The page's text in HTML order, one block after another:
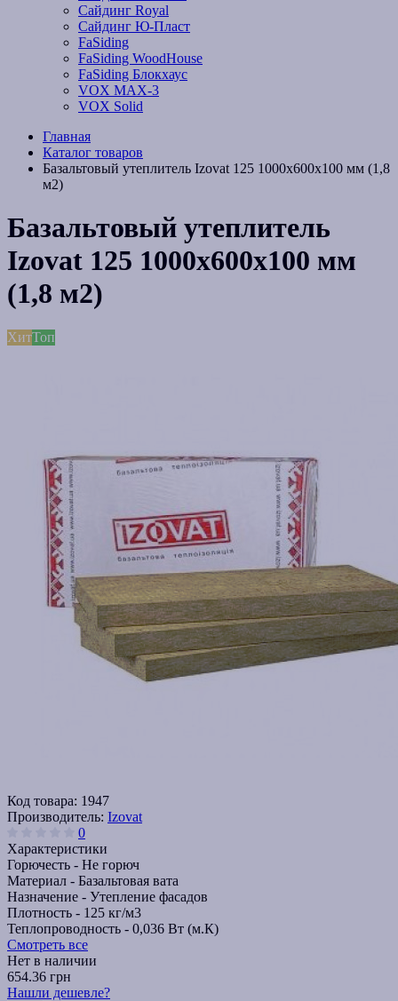
Сайдинг Royal
Сайдинг Ю-Пласт
FaSiding
FaSiding WoodHouse
FaSiding Блокхаус
VOX MAX-3
VOX Solid
Главная
Каталог товаров
Базальтовый утеплитель Izovat 125 1000х600х100 мм (1,8
м2)
Базальтовый утеплитель
Izovat 125 1000х600х100 мм
(1,8 м2)
ХитТоп
Код товара: 1947
Производитель: Izovat
0
Характеристики
Горючесть - Не горюч
Материал - Базальтовая вата
Назначение - Утепление фасадов
Плотность - 125 кг/м3
Теплопроводность - 0,036 Вт (м.К)
Смотреть все
Нет в наличии
654.36 грн
Нашли дешевле?